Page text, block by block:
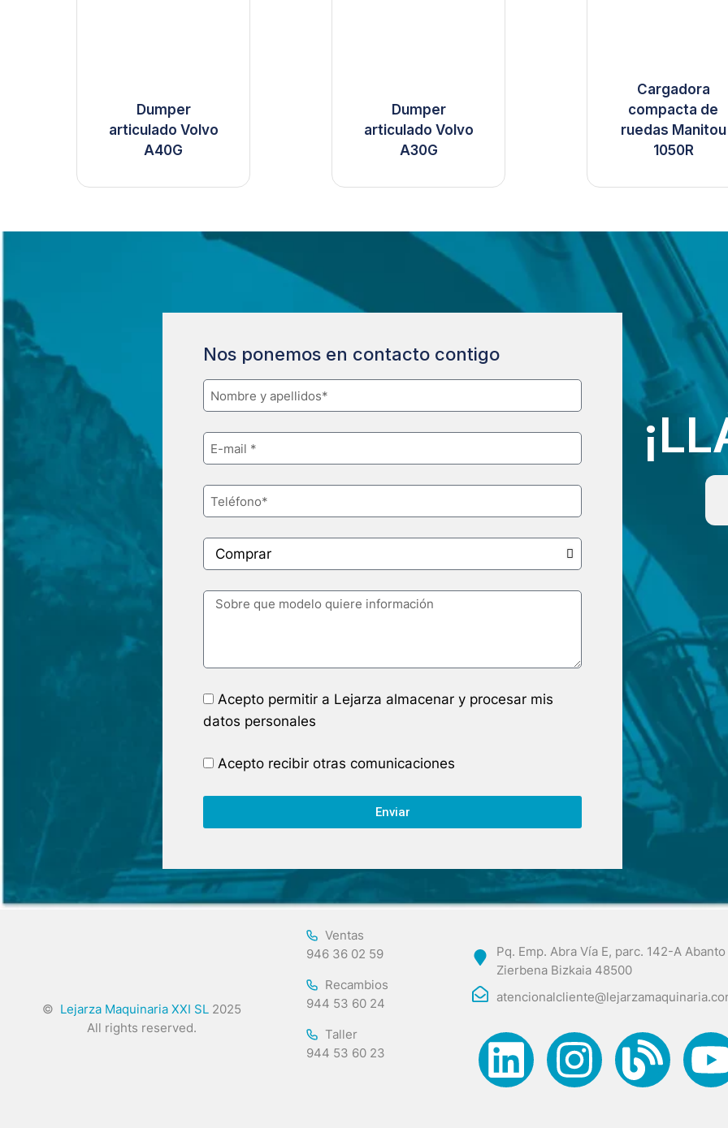
Dumper
articulado Volvo
A40G
Dumper
articulado Volvo
A30G
Cargadora
compacta de
ruedas Manitou
1050R
Nos ponemos en contacto contigo
Acepto permitir a Lejarza almacenar y procesar mis
datos personales
Acepto recibir otras comunicaciones
Enviar
© Lejarza Maquinaria XXI SL 2025
All rights reserved.
Ventas
946 36 02 59
Recambios
944 53 60 24
Taller
944 53 60 23
Pq. Emp. Abra Vía E, parc. 142-A
Zierbena Bizkaia 48500